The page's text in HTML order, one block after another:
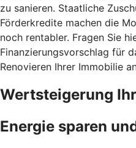
zu sanieren. Staatliche
Förderkredite machen die
noch rentabler. Fragen Sie
Finanzierungsvorschlag für
Renovieren Ihrer Immobilie
Wertsteigerung
Energie sparen